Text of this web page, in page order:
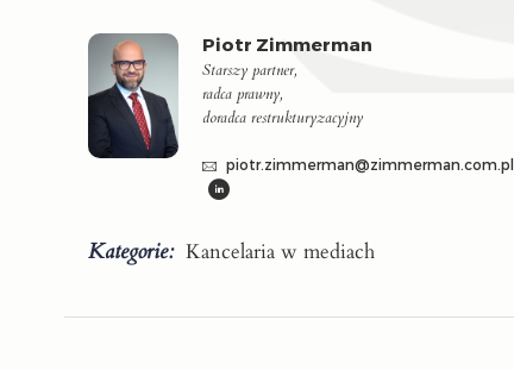
Piotr Zimmerman
Starszy partner,
radca prawny,
doradca restrukturyzacyjny
piotr.zimmerman@zimmerman.com.pl
Kategorie: Kancelaria w mediach